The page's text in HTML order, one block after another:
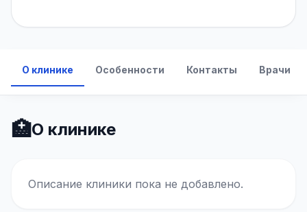
О клинике Особенности Контакты Врачи
🏥О клинике
Описание клиники пока не добавлено.